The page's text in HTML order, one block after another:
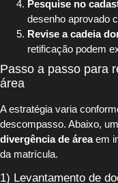
Pesquise no
desenho aprovado
Revise a cadeia
retificação podem
Passo a passo para
área
A estratégia varia
descompasso. Abaixo,
divergência de áreaem
da matrícula.
1) Levantamento de